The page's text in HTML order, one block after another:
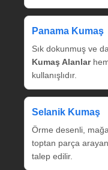
Panama Kumaş
Sık dokunmuş ve
Kumaş Alanlar
kullanışlıdır.
Selanik Kumaş
Örme desenli,
toptan parça arayan
talep edilir.